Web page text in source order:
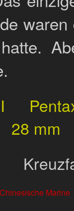
28 mm
Chinesische Marine